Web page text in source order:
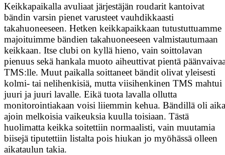
Keikkapaikalla avuliaat järjestäjän roudarit kantoivat
bändin varsin pienet varusteet vauhdikkaasti
takahuoneeseen. Hetken keikkapaikkaan tutustuttuamme
majoituimme bändien takahuoneeseen valmistautumaan
keikkaan. Itse clubi on kyllä hieno, vain soittolavan
pienuus sekä hankala muoto aiheuttivat pientä
TMS:lle. Muut paikalla soittaneet bändit olivat yleisesti
kolmi- tai nelihenkisiä, mutta viisihenkinen TMS mahtui
juuri ja juuri lavalle. Eikä tuota lavalla ollutta
monitorointiakaan voisi liiemmin kehua. Bändillä oli aika
ajoin melkoisia vaikeuksia kuulla toisiaan. Tästä
huolimatta keikka soitettiin normaalisti, vain muutamia
biisejä tiputettiin listalta pois hiukan jo myöhässä olleen
aikataulun takia.